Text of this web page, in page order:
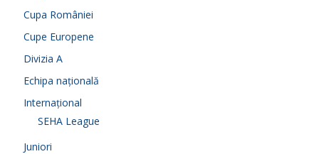
Cupa României
Cupe Europene
Divizia A
Echipa națională
Internațional
SEHA League
Juniori